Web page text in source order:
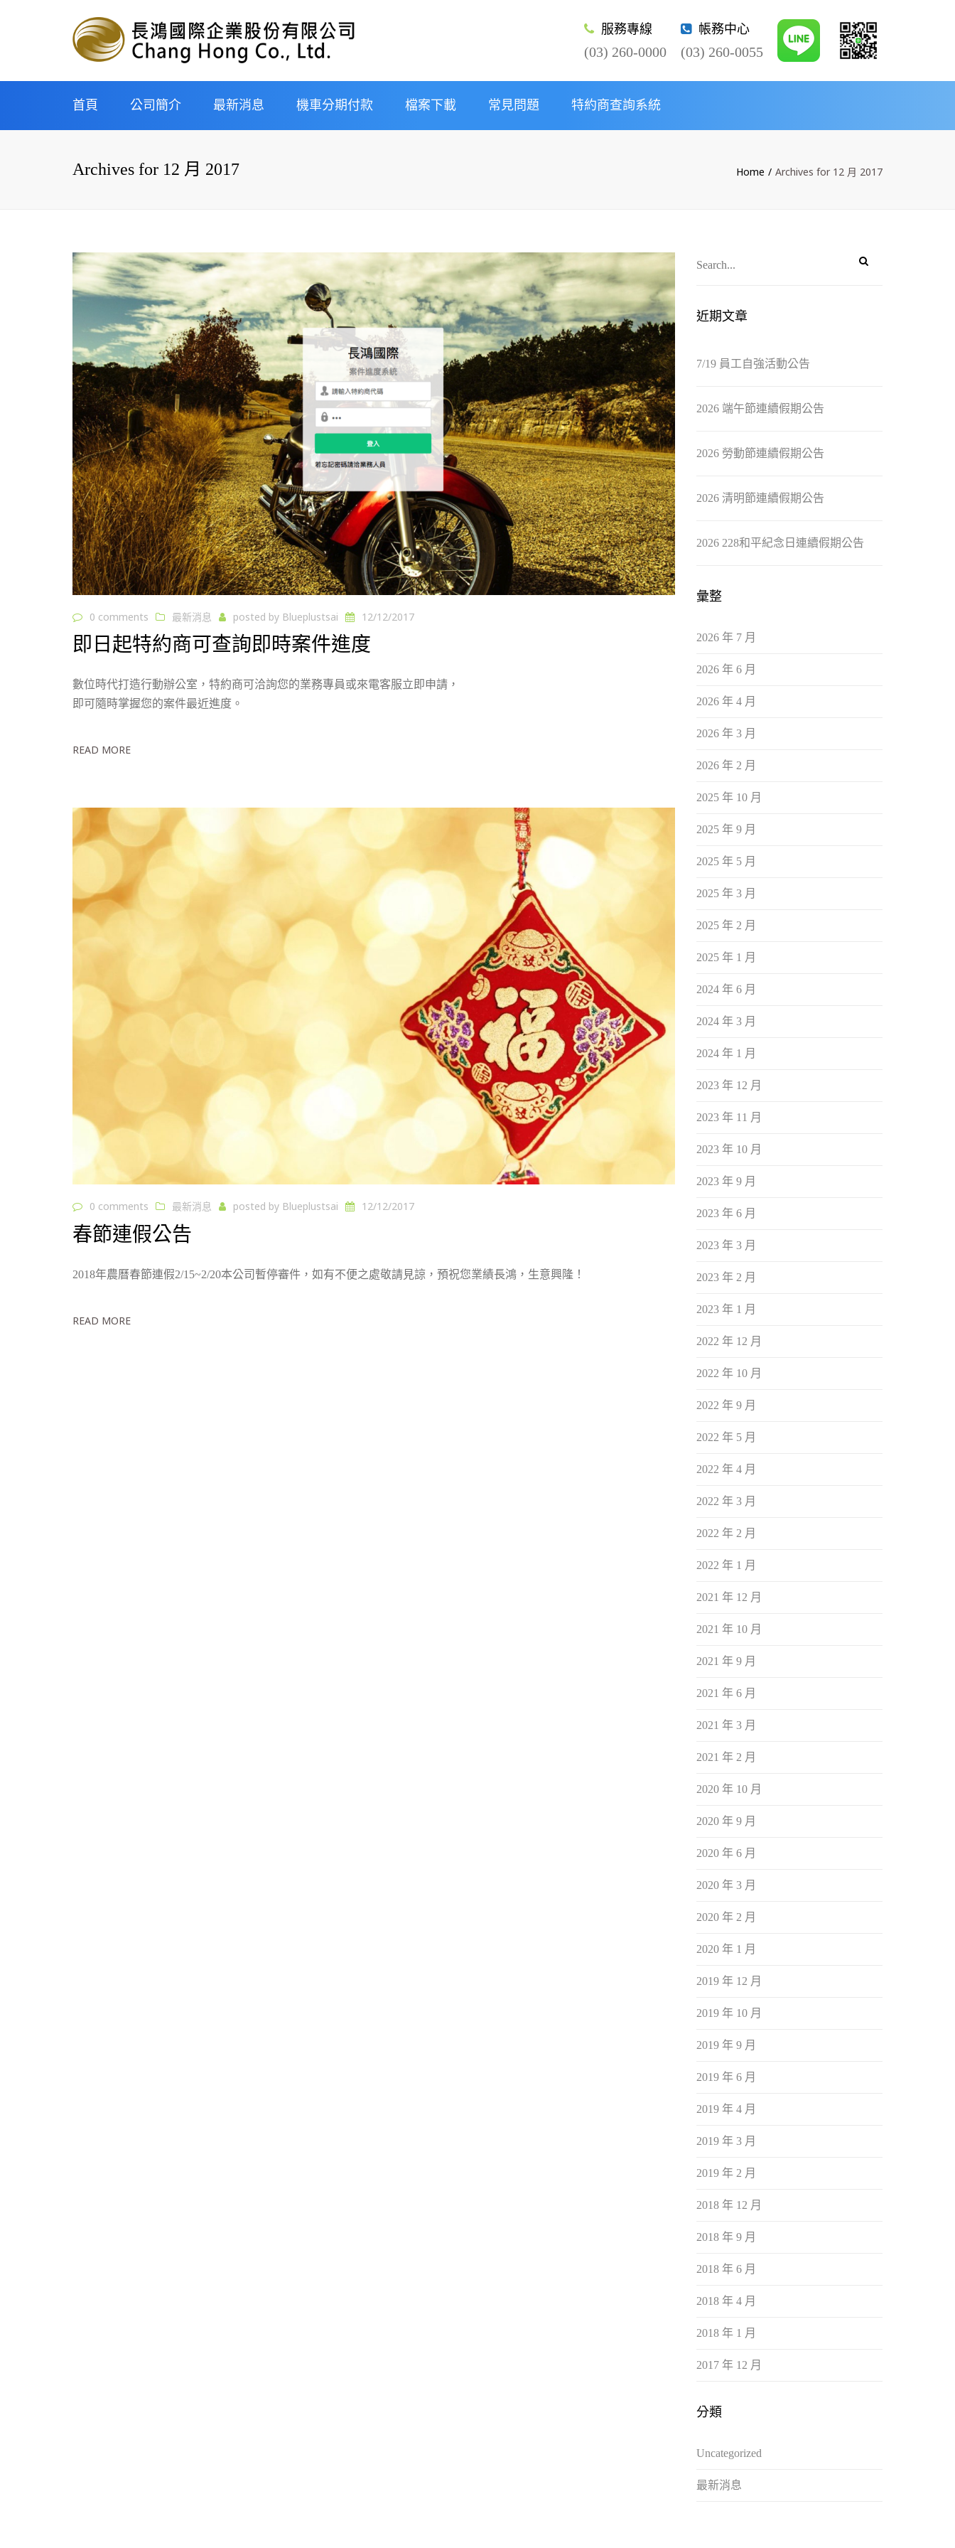
服務專線
(03) 260-0000
帳務中心
(03) 260-0055
首頁 公司簡介
組織架構
最新消息 機車分期付款 檔案下載 常見問題 特約商查詢系統
Archives for 12 月 2017 Home Archives for 12 月 2017
0 comments 最新消息 posted by Blueplustsai 12/12/2017
即日起特約商可查詢即時案件進度
數位時代打造行動辦公室，特約商可洽詢您的業務專員或來電客服立即申請，
即可隨時掌握您的案件最近進度。
READ MORE
0 comments 最新消息 posted by Blueplustsai 12/12/2017
春節連假公告
2018年農曆春節連假2/15~2/20本公司暫停審件，如有不便之處敬請見諒，預祝您業績長鴻，生意興隆！
READ MORE
近期文章
7/19 員工自強活動公告
2026 端午節連續假期公告
2026 勞動節連續假期公告
2026 清明節連續假期公告
2026 228和平紀念日連續假期公告
彙整
2026 年 7 月
2026 年 6 月
2026 年 4 月
2026 年 3 月
2026 年 2 月
2025 年 10 月
2025 年 9 月
2025 年 5 月
2025 年 3 月
2025 年 2 月
2025 年 1 月
2024 年 6 月
2024 年 3 月
2024 年 1 月
2023 年 12 月
2023 年 11 月
2023 年 10 月
2023 年 9 月
2023 年 6 月
2023 年 3 月
2023 年 2 月
2023 年 1 月
2022 年 12 月
2022 年 10 月
2022 年 9 月
2022 年 5 月
2022 年 4 月
2022 年 3 月
2022 年 2 月
2022 年 1 月
2021 年 12 月
2021 年 10 月
2021 年 9 月
2021 年 6 月
2021 年 3 月
2021 年 2 月
2020 年 10 月
2020 年 9 月
2020 年 6 月
2020 年 3 月
2020 年 2 月
2020 年 1 月
2019 年 12 月
2019 年 10 月
2019 年 9 月
2019 年 6 月
2019 年 4 月
2019 年 3 月
2019 年 2 月
2018 年 12 月
2018 年 9 月
2018 年 6 月
2018 年 4 月
2018 年 1 月
2017 年 12 月
分類
Uncategorized
最新消息